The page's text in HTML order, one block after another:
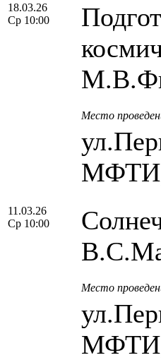
18.03.26
Ср 10:00
Место
МФТИ,
11.03.26
Ср 10:00
Место
МФТИ,